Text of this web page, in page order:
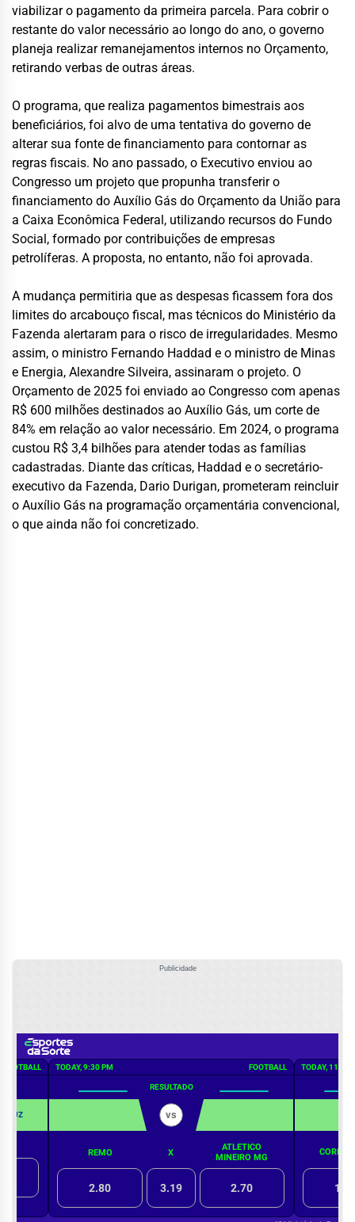
viabilizar o pagamento da primeira parcela. Para cobrir o
restante do valor necessário ao longo do ano, o governo
planeja realizar remanejamentos internos no Orçamento,
retirando verbas de outras áreas.
O programa, que realiza pagamentos bimestrais aos
beneficiários, foi alvo de uma tentativa do governo de
alterar sua fonte de financiamento para contornar as
regras fiscais. No ano passado, o Executivo enviou ao
Congresso um projeto que propunha transferir o
financiamento do Auxílio Gás do Orçamento da União para
a Caixa Econômica Federal, utilizando recursos do Fundo
Social, formado por contribuições de empresas
petrolíferas. A proposta, no entanto, não foi aprovada.
A mudança permitiria que as despesas ficassem fora dos
limites do arcabouço fiscal, mas técnicos do Ministério da
Fazenda alertaram para o risco de irregularidades. Mesmo
assim, o ministro Fernando Haddad e o ministro de Minas
e Energia, Alexandre Silveira, assinaram o projeto. O
Orçamento de 2025 foi enviado ao Congresso com apenas
R$ 600 milhões destinados ao Auxílio Gás, um corte de
84% em relação ao valor necessário. Em 2024, o programa
custou R$ 3,4 bilhões para atender todas as famílias
cadastradas. Diante das críticas, Haddad e o secretário-
executivo da Fazenda, Dario Durigan, prometeram reincluir
o Auxílio Gás na programação orçamentária convencional,
o que ainda não foi concretizado.
Publicidade